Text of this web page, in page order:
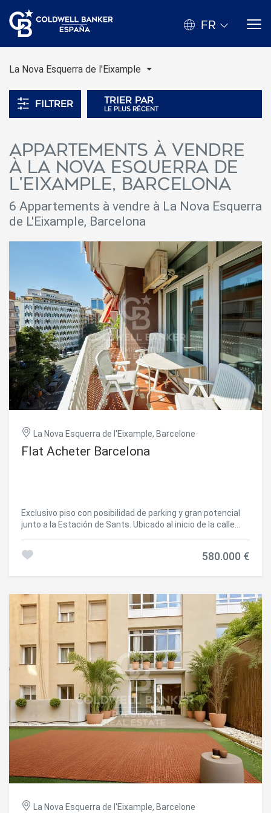
FR
La Nova Esquerra de l'Eixample
Filtrer Trier par
le plus récent
Appartements à vendre
à La Nova Esquerra de
L'Eixample, Barcelona
6 Appartements à vendre à La Nova Esquerra
de L'Eixample, Barcelona
La Nova Esquerra de l'Eixample, Barcelone
Flat Acheter Barcelona
Exclusivo piso con posibilidad de parking y gran potencial
junto a la Estación de Sants. Ubicado al inicio de la calle
destaca por su excelente conectividad, su entorno y sus
sensación de amplitud y luminosidad. Actualmente se
distribuye en dos habitaciones dobles y dos habitaciones
individuales, ideales para familias o para teletrabajar.
Dispone de dos baños completos, uno equipado con
bañera y otro con plato de ducha. Su estructura es
totalmente modificable ya que todas las paredes
interiores son tabiques, lo que permite adaptar o abrir los
espacios fácilmente según tus necesidades. Además,
tiene posibilidad de adquirir una plaza de parking en el
mismo edificio con capacidad para coche y moto o
bicicletas, no incluída en el precio (22.000€). La ITE está
pasada y abonada, con la rehabilitación de la fachada
recién finalizada en abril de 2026, por lo que no hay
vida excelente a pocos pasos del Parc Joan Miró y de
Montjuïc. Además, la zona ganará aún más tranquilidad
gracias al traslado ya aprobado por el Ayuntamiento del
a día es sumamente cómodo porque cuenta con cinco
580.000 €
La Nova Esquerra de l'Eixample, Barcelone